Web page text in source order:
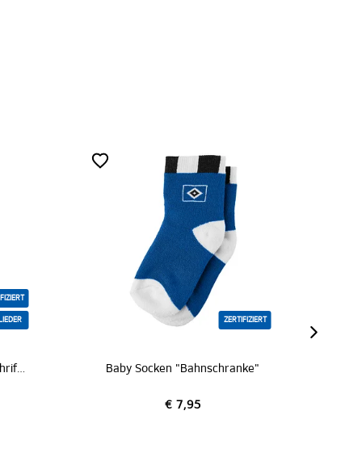
SC Sportsocken 2er-Set "Schriftzug"
ZERTIFIZIERT
Baby Socken "Bahnschranke"
€ 7,95